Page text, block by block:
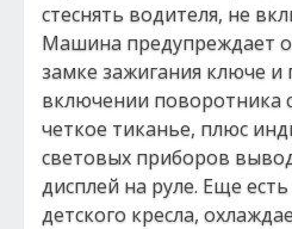
стеснять водителя, не
Машина предупреждает
замке зажигания ключе и
включении поворотника
четкое тиканье, плюс
световых приборов
дисплей на руле. Еще
детского кресла,